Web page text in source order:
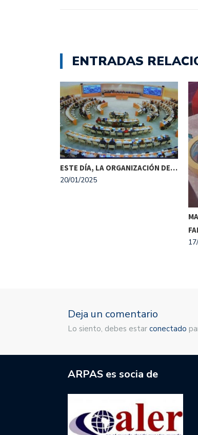
ENTRADAS
ESTE DÍA, LA ORGANIZACIÓN DE…
20/01/2025
Deja un comentario
Lo siento, debes estar conectado
ARPAS es socia de